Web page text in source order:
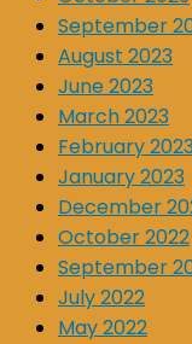
September
August 2023
June 2023
March 2023
February
January 2023
December
October 2022
September
July 2022
May 2022